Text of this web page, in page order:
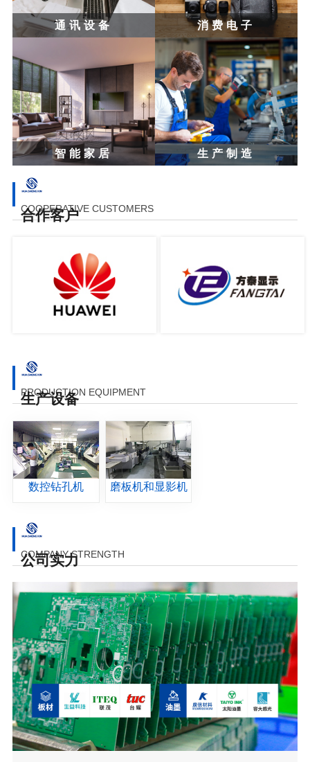
通讯设备 消费电子
智能家居 生产制造
合作客户
COOPERATIVE CUSTOMERS
生产设备
PRODUCTION EQUIPMENT
数控钻孔机 磨板机和显影机
公司实力
COMPANY STRENGTH